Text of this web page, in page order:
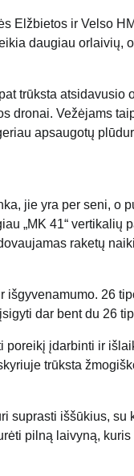
Elžbietos ir Velso
daugiau orlaivių,
trūksta
dronai. Vežėjams
apsaugotų
jie yra per seni, o
„MK 41“
raketų
26
dar bent du 26
poreikį įdarbinti ir
trūksta
suprasti iššūkius,
pilną laivyną,